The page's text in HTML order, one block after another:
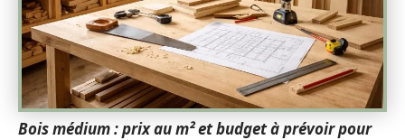
Bois médium : prix au m² et budget à prévoir pour